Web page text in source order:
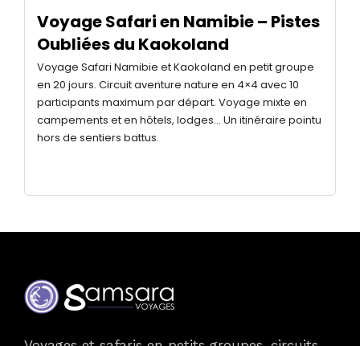
Voyage Safari en Namibie – Pistes
Oubliées du Kaokoland
Voyage Safari Namibie et Kaokoland en petit groupe
en 20 jours. Circuit aventure nature en 4×4 avec 10
participants maximum par départ. Voyage mixte en
campements et en hôtels, lodges… Un itinéraire pointu
hors de sentiers battus.